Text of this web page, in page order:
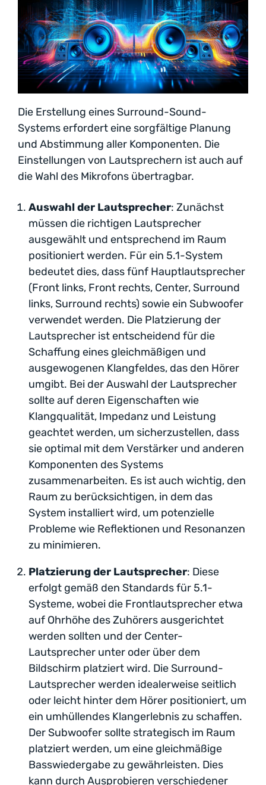
Die Erstellung eines Surround-Sound-
Systems erfordert eine sorgfältige Planung
und Abstimmung aller Komponenten. Die
Einstellungen von Lautsprechern ist auch auf
die Wahl des Mikrofons übertragbar.
Auswahl der Lautsprecher: Zunächst
müssen die richtigen Lautsprecher
ausgewählt und entsprechend im Raum
positioniert werden. Für ein 5.1-System
bedeutet dies, dass fünf Hauptlautsprecher
(Front links, Front rechts, Center, Surround
links, Surround rechts) sowie ein Subwoofer
verwendet werden. Die Platzierung der
Lautsprecher ist entscheidend für die
Schaffung eines gleichmäßigen und
ausgewogenen Klangfeldes, das den Hörer
umgibt. Bei der Auswahl der Lautsprecher
sollte auf deren Eigenschaften wie
Klangqualität, Impedanz und Leistung
geachtet werden, um sicherzustellen, dass
sie optimal mit dem Verstärker und anderen
Komponenten des Systems
zusammenarbeiten. Es ist auch wichtig, den
Raum zu berücksichtigen, in dem das
System installiert wird, um potenzielle
Probleme wie Reflektionen und Resonanzen
zu minimieren.
Platzierung der Lautsprecher: Diese
erfolgt gemäß den Standards für 5.1-
Systeme, wobei die Frontlautsprecher etwa
auf Ohrhöhe des Zuhörers ausgerichtet
werden sollten und der Center-
Lautsprecher unter oder über dem
Bildschirm platziert wird. Die Surround-
Lautsprecher werden idealerweise seitlich
oder leicht hinter dem Hörer positioniert, um
ein umhüllendes Klangerlebnis zu schaffen.
Der Subwoofer sollte strategisch im Raum
platziert werden, um eine gleichmäßige
Basswiedergabe zu gewährleisten. Dies
kann durch Ausprobieren verschiedener